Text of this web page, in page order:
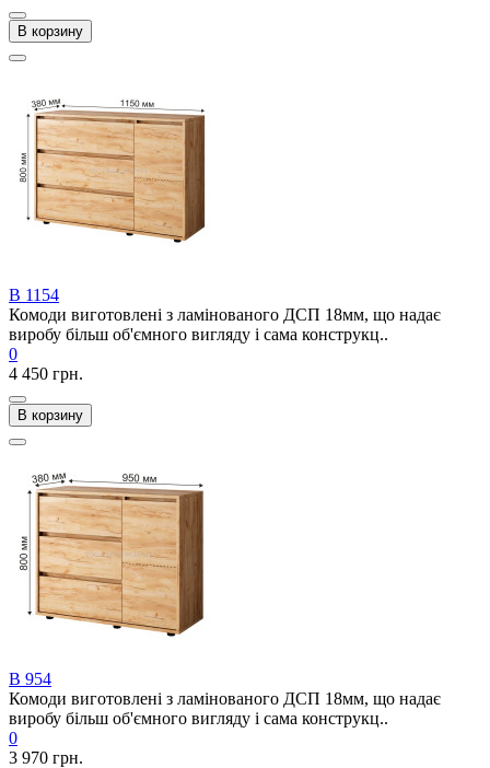
В корзину
В 1154
Комоди виготовлені з ламінованого ДСП 18мм, що надає
виробу більш об'ємного вигляду і сама конструкц..
0
4 450 грн.
В корзину
В 954
Комоди виготовлені з ламінованого ДСП 18мм, що надає
виробу більш об'ємного вигляду і сама конструкц..
0
3 970 грн.